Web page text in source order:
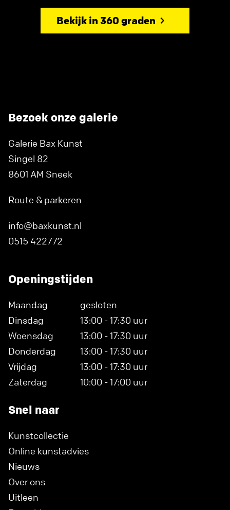
Bekijk in 360 graden
Bezoek onze galerie
Galerie Bax Kunst
Singel 82
8601 AM Sneek
Route & parkeren
info@baxkunst.nl
0515 422772
Openingstijden
Maandag
gesloten
Dinsdag
13:00 - 17:30 uur
Woensdag
13:00 - 17:30 uur
Donderdag
13:00 - 17:30 uur
Vrijdag
13:00 - 17:30 uur
Zaterdag
10:00 - 17:00 uur
Snel naar
Kunstcollectie
Online kunstadvies
Nieuws
Over ons
Uitleen